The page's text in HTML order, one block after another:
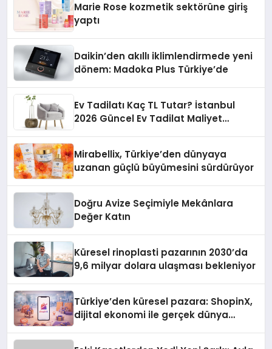
Marie Rose kozmetik sektörüne giriş
yaptı
Daikin’den akıllı iklimlendirmede yeni
dönem: Madoka Plus Türkiye’de
Ev Tadilatı Kaç TL Tutar? İstanbul
2026 Güncel Ev Tadilat Maliyet
Mirabellix, Türkiye’den dünyaya
uzanan güçlü büyümesini sürdürüyor
Doğru Avize Seçimiyle Mekânlara
Değer Katın
Küresel rinoplasti pazarının 2030’da
9,6 milyar dolara ulaşması bekleniyor
Türkiye’den küresel pazara: ShopinX,
dijital ekonomi ile gerçek dünya